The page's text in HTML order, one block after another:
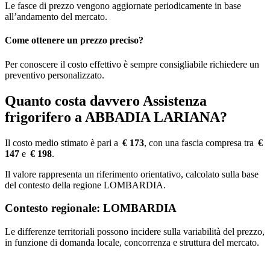
Le fasce di prezzo vengono aggiornate periodicamente in base
all’andamento del mercato.
Come ottenere un prezzo preciso?
Per conoscere il costo effettivo è sempre consigliabile richiedere un
preventivo personalizzato.
Quanto costa davvero Assistenza
frigorifero a ABBADIA LARIANA?
Il costo medio stimato è pari a € 173, con una fascia compresa tra €
147 e € 198.
Il valore rappresenta un riferimento orientativo, calcolato sulla base
del contesto della regione LOMBARDIA.
Contesto regionale: LOMBARDIA
Le differenze territoriali possono incidere sulla variabilità del prezzo,
in funzione di domanda locale, concorrenza e struttura del mercato.